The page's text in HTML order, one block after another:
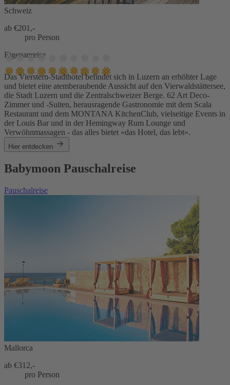
Schweiz
ab €201,-
pro Person
Eigenanreise
Das Vierstern-Stadthotel befindet sich in Luzern an erhöhter Lage
und bietet eine atemberaubende Aussicht auf den Vierwaldstättersee,
die Stadt Luzern und die Zentralschweizer Berge. 62 Art Deco-
Zimmer und -Suiten, herausragende Gastronomie mit dem Scala
Restaurant und dem MONTANA KitchenClub, vielseitige Events in
der Louis Bar und in der Hemingway Rum Lounge und
Verwöhnmassagen - das alles bietet «das Hotel, das lebt».
Hier entdecken
Babymoon Pauschalreise
Pauschalreise
Mallorca
ab €312,-
pro Person